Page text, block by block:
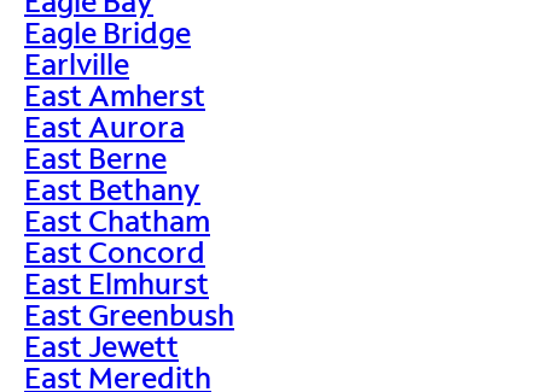
Eagle Bridge
Earlville
East Amherst
East Aurora
East Berne
East Bethany
East Chatham
East Concord
East Elmhurst
East Greenbush
East Jewett
East Meredith